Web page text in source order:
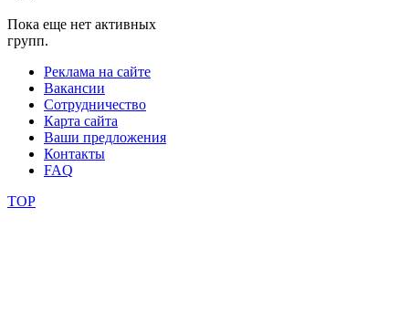
Пока еще нет активных
групп.
Реклама на сайте
Вакансии
Сотрудничество
Карта сайта
Ваши предложения
Контакты
FAQ
TOP